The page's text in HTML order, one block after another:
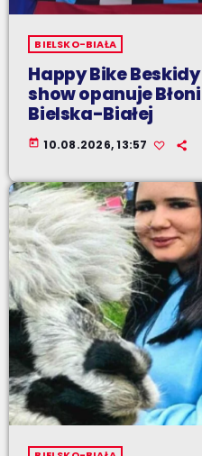
BIELSKO-BIAŁA
Happy Bike
show opanuje
Bielska-Białej
today 10.08.2026, 13:57